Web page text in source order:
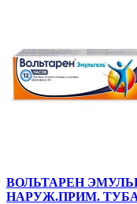
ВОЛЬТАРЕН
НАРУЖ.ПРИМ.